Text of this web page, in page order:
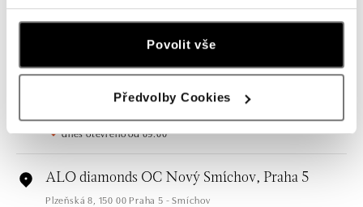
Povolit vše
Předvolby Cookies
Ostrava
Jantarová 3344/4, 702 00 Ostrava-Moravská Ostrava
tel.: +420 603 166 013, +420 603 565 187
dnes otevřeno od 09:00
ALO diamonds OC Nový Smíchov, Praha 5
Plzeňská 8, 150 00 Praha 5 - Smíchov